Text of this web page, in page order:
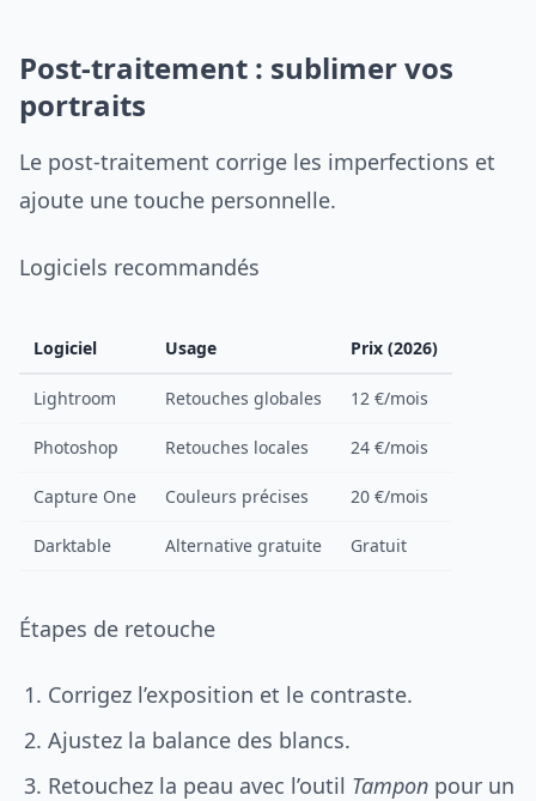
Post-traitement : sublimer vos
portraits
Le post-traitement corrige les imperfections et
ajoute une touche personnelle.
Logiciels recommandés
Logiciel Usage Prix (2026)
Lightroom Retouches globales 12 €/mois
Photoshop Retouches locales 24 €/mois
Capture One Couleurs précises 20 €/mois
Darktable Alternative gratuite Gratuit
Étapes de retouche
Corrigez l’exposition et le contraste.
Ajustez la balance des blancs.
Retouchez la peau avec l’outil Tampon pour un